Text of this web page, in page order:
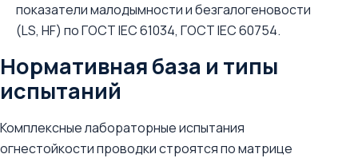
показатели малодымности и безгалогеновости
(LS, HF) по ГОСТ IEC 61034, ГОСТ IEC 60754.
Нормативная база и типы
испытаний
Комплексные лабораторные испытания
огнестойкости проводки строятся по матрице